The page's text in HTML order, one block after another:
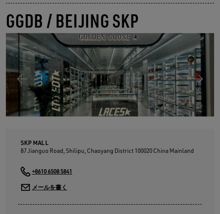
ツ
に
移
行
す
る
ン
ツ
に
移
行
す
る
GGDB / BEIJING SKP
SKP MALL
87 Jianguo Road, Shilipu, Chaoyang District 100020 China Mainland
+8610 6508 5841
メールを書く